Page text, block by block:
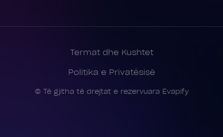
Termat dhe Kushtet
Politika e Privatësisë
© Të gjitha të drejtat e rezervuara Evapify